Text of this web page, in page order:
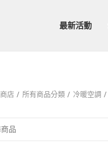
最新活動
商店 所有商品分類 冷暖空調